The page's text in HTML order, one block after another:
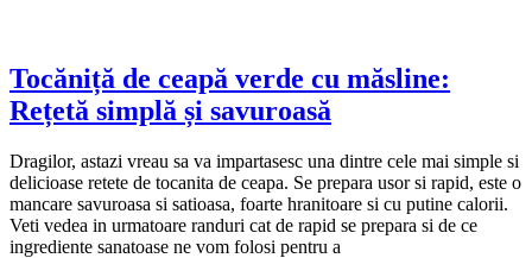
Tocăniță de ceapă verde cu măsline:
Rețetă simplă și savuroasă
Dragilor, astazi vreau sa va impartasesc una dintre cele mai simple si
delicioase retete de tocanita de ceapa. Se prepara usor si rapid, este o
mancare savuroasa si satioasa, foarte hranitoare si cu putine calorii.
Veti vedea in urmatoare randuri cat de rapid se prepara si de ce
ingrediente sanatoase ne vom folosi pentru a